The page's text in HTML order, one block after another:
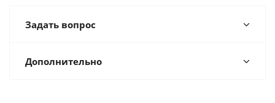
Задать вопрос
Дополнительно